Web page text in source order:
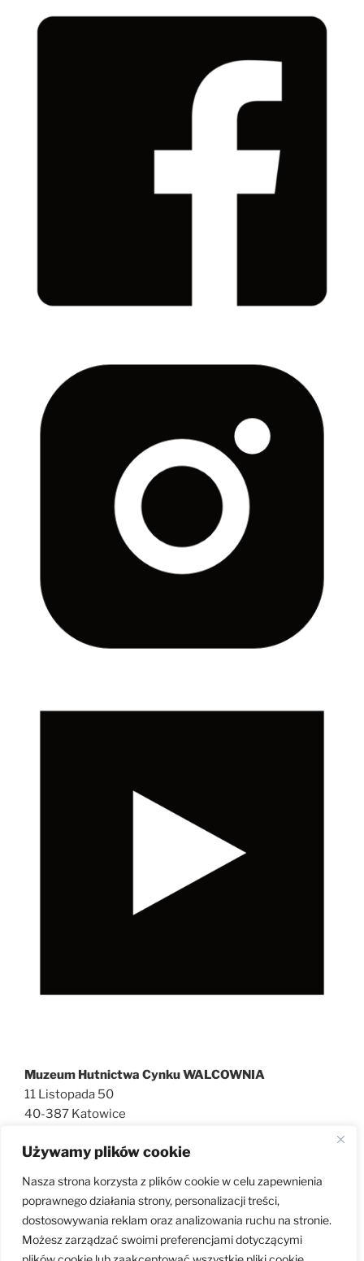
Używamy plików cookie
Nasza strona korzysta z plików cookie w celu zapewnienia
poprawnego działania strony, personalizacji treści,
dostosowywania reklam oraz analizowania ruchu na stronie.
Możesz zarządzać swoimi preferencjami dotyczącymi
Muzeum Hutnictwa Cynku WALCOWNIA
11 Listopada 50
40-387 Katowice
walcownia@muzeatechniki.pl
KLAUZULA RODO